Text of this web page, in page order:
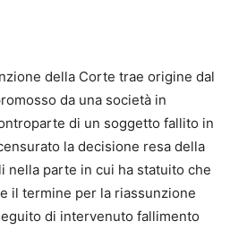
della Corte trae origine dal
da una società in
di un soggetto fallito in
la decisione resa della
nella parte in cui ha statuito che
il termine per la riassunzione
di intervenuto fallimento